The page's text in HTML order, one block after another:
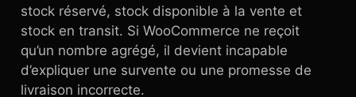
stock réservé, stock disponible à la vente et
stock en transit. Si WooCommerce ne reçoit
qu’un nombre agrégé, il devient incapable
d’expliquer une survente ou une promesse de
livraison incorrecte.